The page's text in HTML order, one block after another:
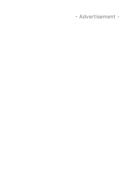
- Advertisement -